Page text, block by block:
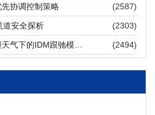
) 协调控制策略 (2587)
道安全探析 (2303)
(2494)